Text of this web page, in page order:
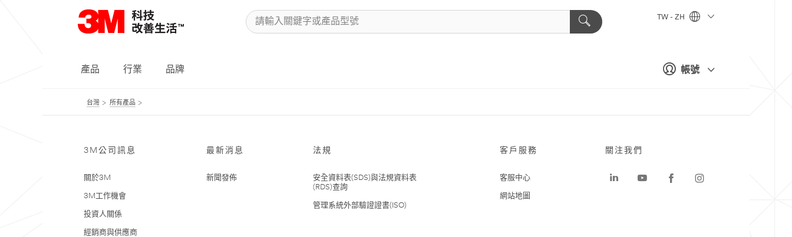
帳號
TW - ZH
產品 行業 品牌
台灣 所有產品
3M公司訊息
關於3M
3M工作機會
投資人關係
經銷商與供應商
最新消息
新聞發佈
法規
安全資料表(SDS)與法規資料表
(RDS)查詢
管理系統外部驗證證書(ISO)
客戶服務
客服中心
網站地圖
關注我們